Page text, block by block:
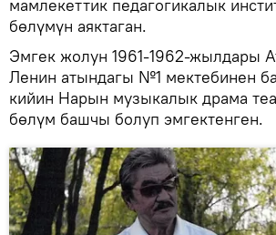
мамлекеттик педагогикалык
бөлүмүн аяктаган.
Эмгек жолун 1961-1962-жылдары
Ленин атындагы №1 мектебинен
кийин Нарын музыкалык драма
бөлүм башчы болуп эмгектенген.